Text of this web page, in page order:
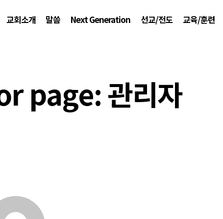
교회소개 말씀 Next Generation 선교/전도 교육/훈련
page: 관리자